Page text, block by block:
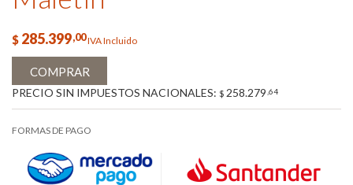
$ 285.399,00IVA Incluido
COMPRAR
PRECIO SIN IMPUESTOS NACIONALES: $ 258.279 ,64
FORMAS DE PAGO